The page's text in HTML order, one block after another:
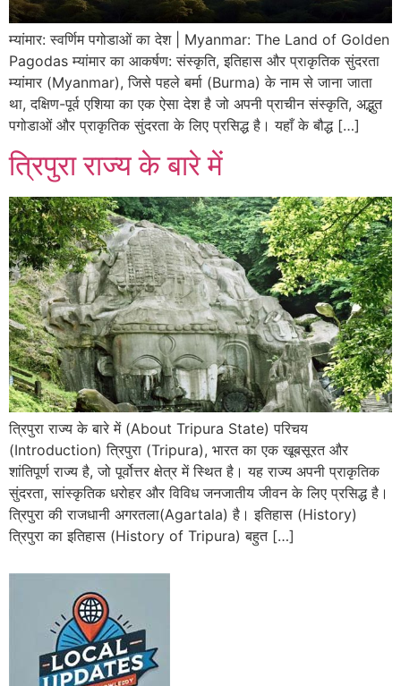
म्यांमार: स्वर्णिम पगोडाओं का देश | Myanmar: The Land of Golden
Pagodas म्यांमार का आकर्षण: संस्कृति, इतिहास और प्राकृतिक सुंदरता
म्यांमार (Myanmar), जिसे पहले बर्मा (Burma) के नाम से जाना जाता
था, दक्षिण-पूर्व एशिया का एक ऐसा देश है जो अपनी प्राचीन संस्कृति, अद्भुत
पगोडाओं और प्राकृतिक सुंदरता के लिए प्रसिद्ध है। यहाँ के बौद्ध […]
त्रिपुरा राज्य के बारे में
त्रिपुरा राज्य के बारे में (About Tripura State) परिचय
(Introduction) त्रिपुरा (Tripura), भारत का एक खूबसूरत और
शांतिपूर्ण राज्य है, जो पूर्वोत्तर क्षेत्र में स्थित है। यह राज्य अपनी प्राकृतिक
सुंदरता, सांस्कृतिक धरोहर और विविध जनजातीय जीवन के लिए प्रसिद्ध है।
त्रिपुरा की राजधानी अगरतला(Agartala) है। इतिहास (History)
त्रिपुरा का इतिहास (History of Tripura) बहुत […]